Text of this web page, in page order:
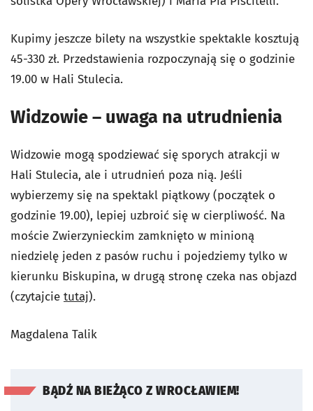
Kupimy jeszcze bilety na wszystkie spektakle kosztują
45-330 zł. Przedstawienia rozpoczynają się o godzinie
19.00 w Hali Stulecia.
Widzowie – uwaga na utrudnienia
Widzowie mogą spodziewać się sporych atrakcji w
Hali Stulecia, ale i utrudnień poza nią. Jeśli
wybierzemy się na spektakl piątkowy (początek o
godzinie 19.00), lepiej uzbroić się w cierpliwość. Na
moście Zwierzynieckim zamknięto w minioną
niedzielę jeden z pasów ruchu i pojedziemy tylko w
kierunku Biskupina, w drugą stronę czeka nas objazd
(czytajcie tutaj).
Magdalena Talik
BĄDŹ NA BIEŻĄCO Z WROCŁAWIEM!